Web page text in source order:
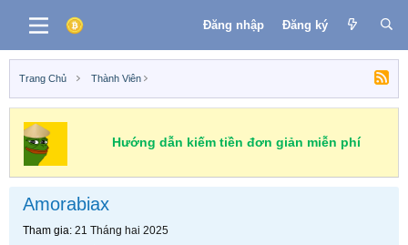
Đăng nhập Đăng ký
Trang Chủ Thành Viên
Hướng dẫn kiếm tiền đơn giản miễn phí
Amorabiax
Tham gia 21 Tháng hai 2025